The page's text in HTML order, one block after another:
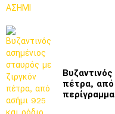
πέτρα, από
περίγραμμα